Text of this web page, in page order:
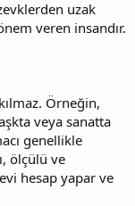
uzak
veren insandır.
Örneğin,
veya sanatta
genellikle
ölçülü ve
hesap yapar ve